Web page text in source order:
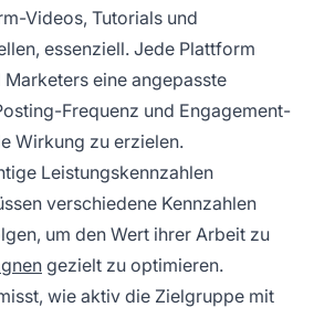
Videos, Tutorials und
essenziell. Jede Plattform
eine angepasste
Frequenz und Engagement-
Wirkung zu erzielen.
Leistungskennzahlen
verschiedene Kennzahlen
um den Wert ihrer Arbeit zu
gezielt zu optimieren.
wie aktiv die Zielgruppe mit